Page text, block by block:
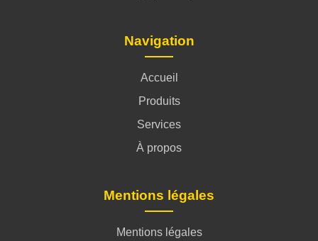
Navigation
Accueil
Produits
Services
À propos
Mentions légales
Mentions légales